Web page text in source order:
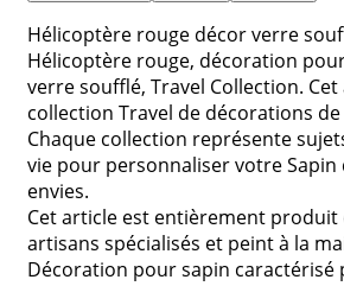
Hélicoptère rouge décor verre
Hélicoptère rouge, décoration
verre soufflé, Travel Collection.
collection Travel de décorations
Chaque collection représente
vie pour personnaliser votre Sapin
envies.
Cet article est entièrement produit
artisans spécialisés et peint à la
Décoration pour sapin caractérisé